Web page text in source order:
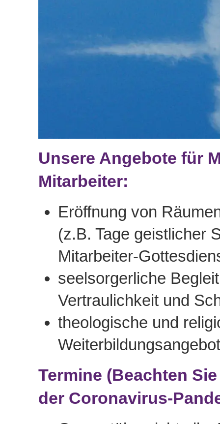
Unsere Angebote für
Mitarbeiter:
Eröffnung von
(z.B. Tage geistlicher
Mitarbeiter-
seelsorgerliche
Vertraulichkeit und
theologische und
Termine (Beachten
der Coronavirus-